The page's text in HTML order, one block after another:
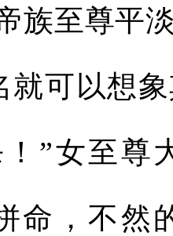
族至尊平
就可以想
”女至尊
命，不然